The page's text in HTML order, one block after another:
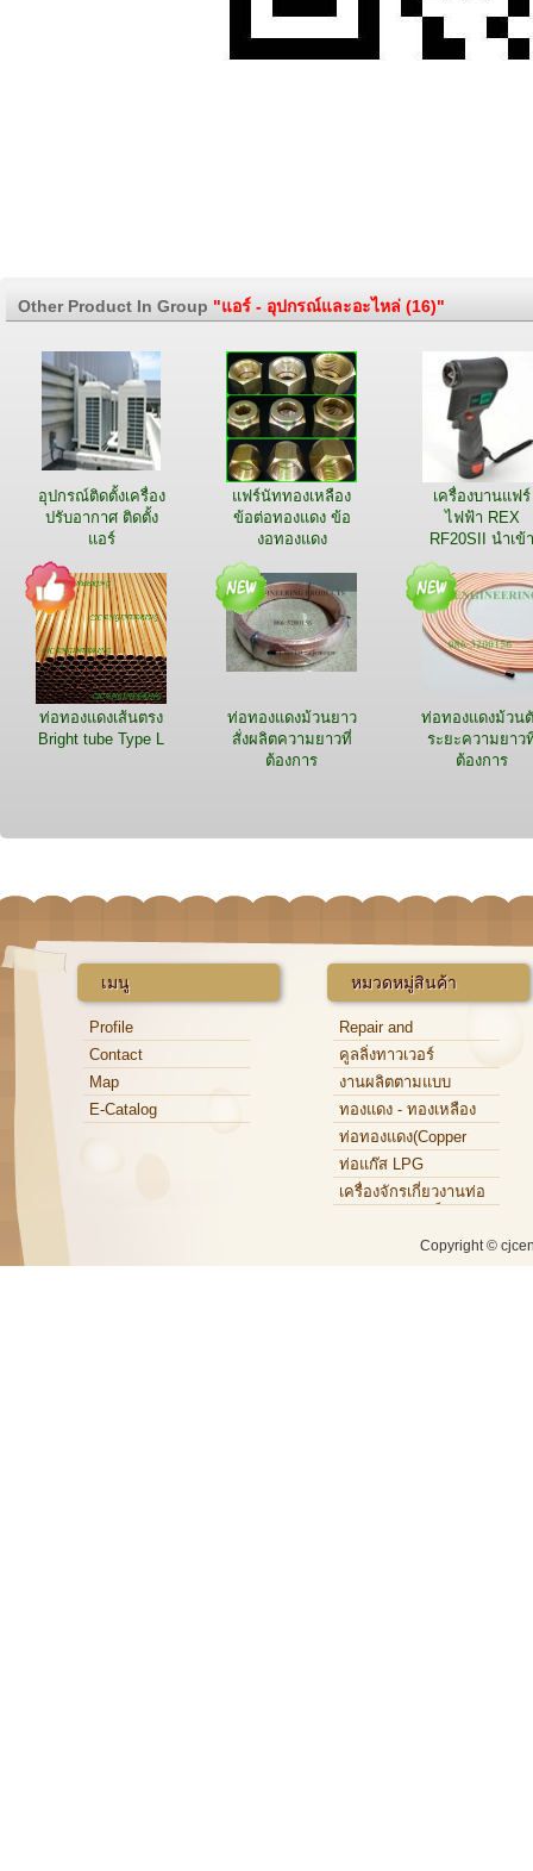
Other Product In Group "แอร์ - อุปกรณ์และอะไหล่ (16)"
อุปกรณ์ติดตั้งเครื่อง
ปรับอากาศ ติดตั้ง
แอร์
แฟร์นัททองเหลือง
ข้อต่อทองแดง ข้อ
งอทองแดง
เครื่องบานแฟร์
ไฟฟ้า REX
RF20SII นำเข้า
ท่อทองแดงเส้นตรง
Bright tube Type L
ท่อทองแดงม้วนยาว
สั่งผลิตความยาวที่
ต้องการ
ท่อทองแดงม้วน
ระยะความยาว
ต้องการ
เมนู
Profile
Contact
Map
E-Catalog
หมวดหมู่สินค้า
Repair and
Maintenance
คูลลิ่งทาวเวอร์
งานผลิตตามแบบ
ทองแดง - ทองเหลือง
ท่อทองแดง(Copper
Tube)
ท่อแก๊ส LPG
เครื่องจักรเกี่ยวงานท่อ
Copyright ©